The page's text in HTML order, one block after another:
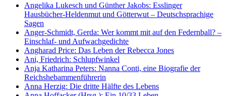
Angelika Lukesch und Günther Jakobs: Esslinger
Hausbücher-Heldenmut und Götterwut – Deutschsprachige
Sagen
Anger-Schmidt, Gerda: Wer kommt mit auf den Federnball? –
Einschlaf- und Aufwachgedichte
Angharad Price: Das Leben der Rebecca Jones
Ani, Friedrich: Schlupfwinkel
Anja Katharina Peters: Nanna Conti, eine Biografie der
Reichshebammenführerin
Anna Herzig: Die dritte Hälfte des Lebens